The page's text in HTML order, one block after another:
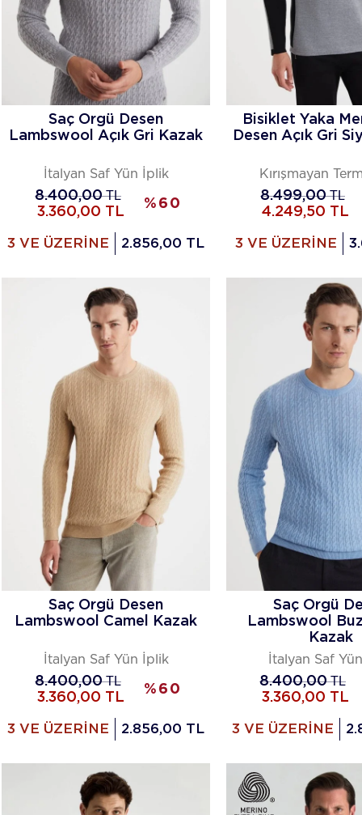
Saç Örgü Desen
Lambswool Açık Gri Kazak
İtalyan Saf Yün İplik
8.400,00TL
3.360,00 TL
% 60
3 VE ÜZERİNE 2.856,00 TL
Bisiklet Yaka
Desen Açık Gri
Kırışmayan
8.499,00TL
4.249,50 TL
3 VE ÜZERİNE
Saç Örgü Desen
Lambswool Camel Kazak
İtalyan Saf Yün İplik
8.400,00TL
3.360,00 TL
% 60
3 VE ÜZERİNE 2.856,00 TL
Saç Örgü
Lambswool
Kazak
İtalyan Saf
8.400,00TL
3.360,00 TL
3 VE ÜZERİNE